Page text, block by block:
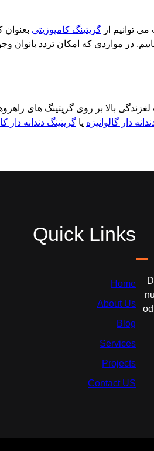
توانیم از گریتینگ کامپوزیتی
در مواردی که امکان تردد بانوان
بالا بر روی گریتینگ های
دار گالوانیزه یا گریتینگ دندانه دار
Quick Links
Home
About Us
Blog
Services
Projects
Contact US